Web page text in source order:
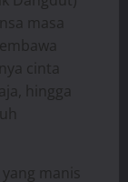
masa
cinta
hingga
manis